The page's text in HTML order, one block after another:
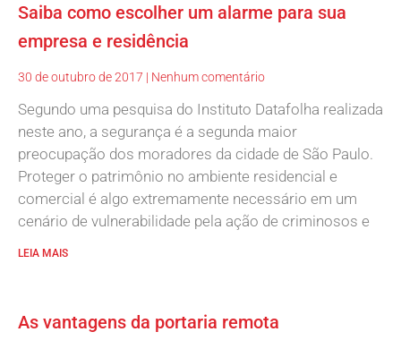
Saiba como escolher um alarme para sua
empresa e residência
30 de outubro de 2017 Nenhum comentário
Segundo uma pesquisa do Instituto Datafolha realizada
neste ano, a segurança é a segunda maior
preocupação dos moradores da cidade de São Paulo.
Proteger o patrimônio no ambiente residencial e
comercial é algo extremamente necessário em um
cenário de vulnerabilidade pela ação de criminosos e
LEIA MAIS
As vantagens da portaria remota